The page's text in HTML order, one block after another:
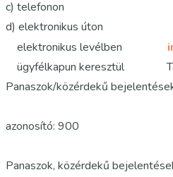
c) telefonon +36-
d) elektronikus úton
elektronikus levélben
ügyfélkapun keresztül
Panaszok/közérdekű
azonosító: 900
Panaszok, közérdekű